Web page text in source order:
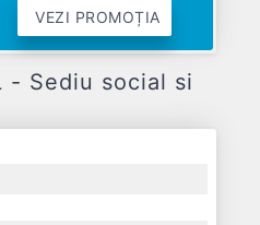
VEZI PROMOȚIA
- Sediu social si